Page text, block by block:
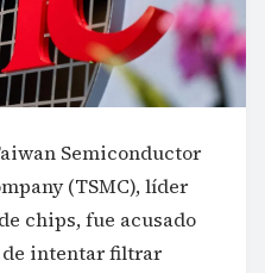
Semiconductor
(TSMC), líder
chips, fue acusado
de intentar filtrar